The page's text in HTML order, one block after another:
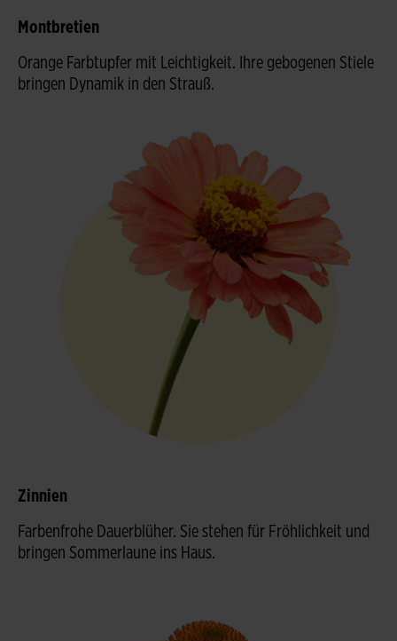
Montbretien
Orange Farbtupfer mit Leichtigkeit. Ihre gebogenen Stiele
bringen Dynamik in den Strauß.
Zinnien
Farbenfrohe Dauerblüher. Sie stehen für Fröhlichkeit und
bringen Sommerlaune ins Haus.